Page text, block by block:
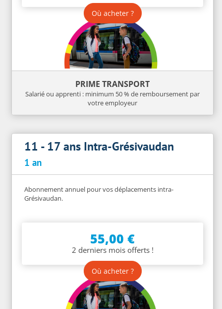
Où acheter ?
PRIME TRANSPORT
Salarié ou apprenti : minimum 50 % de remboursement par
votre employeur
11 - 17 ans Intra-Grésivaudan
1 an
Abonnement annuel pour vos déplacements intra-
Grésivaudan.
55,00 €
2 derniers mois offerts !
Où acheter ?